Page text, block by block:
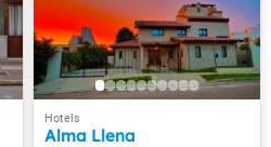
Alma Llena